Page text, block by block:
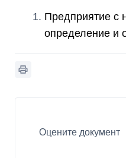
Предприятие с
определение и
Оцените документ